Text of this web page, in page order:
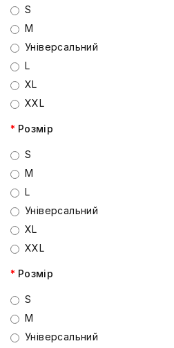
S
M
Універсальний
L
XL
XXL
Розмір
S
M
L
Універсальний
XL
XXL
Розмір
S
M
Універсальний